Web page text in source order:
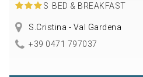
S BED & BREAKFAST
S.Cristina - Val Gardena
+39 0471 797037